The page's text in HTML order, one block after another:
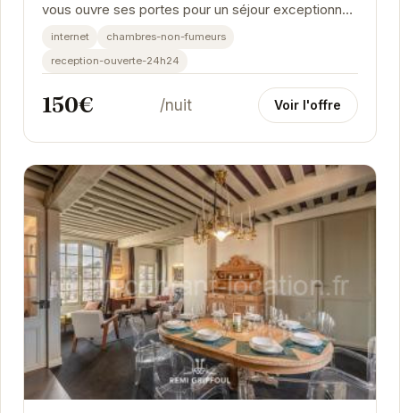
vous ouvre ses portes pour un séjour exceptionnel.
Cet appartement de charme allie confort
internet
chambres-non-fumeurs
reception-ouverte-24h24
150€ /nuit Voir l'offre